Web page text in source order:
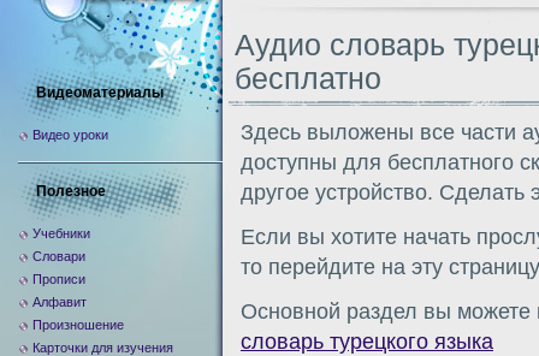
Аудио словарь
бесплатно
Здесь выложены все части
доступны для бесплатного
другое устройство.
Если вы хотите начать
то перейдите на эту
Основной раздел вы можете
словарь турецкого языка
Видеоматериалы
Видео уроки
Полезное
Учебники
Словари
Прописи
Алфавит
Произношение
Карточки для изучения